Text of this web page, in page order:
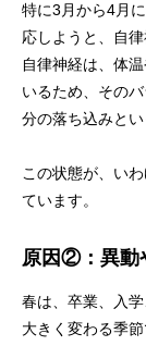
特に3月から4月
応しようと、自
自律神経は、体
いるため、その
分の落ち込みと
この状態が、い
ています。
原因②：異動
春は、卒業、入
大きく変わる季節